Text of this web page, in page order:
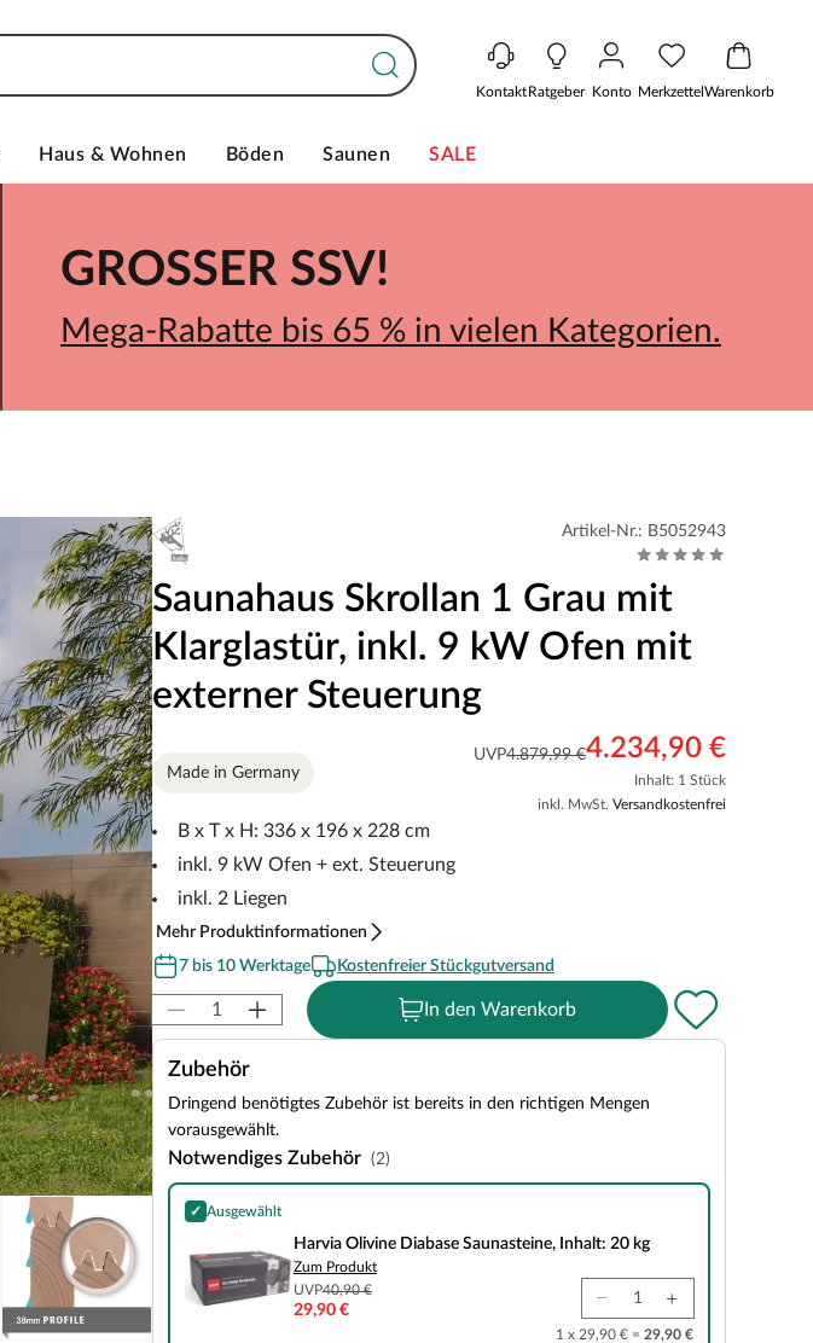
KontaktRatgeber Konto MerkzettelWarenkorb
Haus & Wohnen Böden Saunen SALE
GROSSER SSV!
Mega-Rabatte bis 65 % in vielen Kategorien.
Artikel-Nr.: B5052943
Saunahaus Skrollan 1 Grau mit
Klarglastür, inkl. 9 kW Ofen mit
externer Steuerung
UVP4.879,99 €4.234,90 €
Inhalt: 1 Stück
inkl. MwSt. Versandkostenfrei
Made in Germany
B x T x H: 336 x 196 x 228 cm
inkl. 9 kW Ofen + ext. Steuerung
inkl. 2 Liegen
Mehr Produktinformationen
7 bis 10 Werktage
Kostenfreier Stückgutversand
In den Warenkorb
Zubehör
Dringend benötigtes Zubehör ist bereits in den richtigen Mengen
vorausgewählt.
Notwendiges Zubehör (2)
✓ Ausgewählt
Harvia Olivine Diabase Saunasteine, Inhalt: 20 kg
Harvia Olivine Diabase Saunasteine, Inhalt: 20 kg
Zum Produkt
UVP40,90 €
29,90 €
1 x 29,90 € = 29,90 €